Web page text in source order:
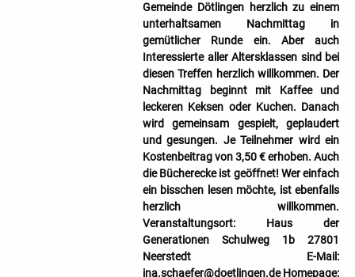
Gemeinde Dötlingen herzlich zu einem
unterhaltsamen Nachmittag in
gemütlicher Runde ein. Aber auch
Interessierte aller Altersklassen sind bei
diesen Treffen herzlich willkommen. Der
Nachmittag beginnt mit Kaffee und
leckeren Keksen oder Kuchen. Danach
wird gemeinsam gespielt, geplaudert
und gesungen. Je Teilnehmer wird ein
Kostenbeitrag von 3,50 € erhoben. Auch
die Bücherecke ist geöffnet! Wer einfach
ein bisschen lesen möchte, ist ebenfalls
herzlich willkommen.
Veranstaltungsort: Haus der
Generationen Schulweg 1b 27801
Neerstedt E-Mail:
ina.schaefer@doetlingen.de Homepage: